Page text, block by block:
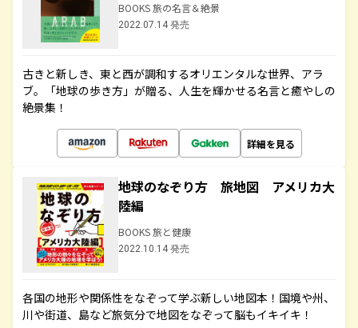
BOOKS 旅の名言＆絶景
2022.07.14 発売
古きと新しき、東と西が調和するオリエンタルな世界、アラ
ブ。「地球の歩き方」が贈る、人生を輝かせる名言と癒やしの
絶景集！
詳細を見る
地球のなぞり方 旅地図 アメリカ大
陸編
BOOKS 旅と健康
2022.10.14 発売
各国の地形や関係性をなぞって学ぶ新しい地図本！国境や州、
川や街道、島など旅気分で地図をなぞって脳もイキイキ！